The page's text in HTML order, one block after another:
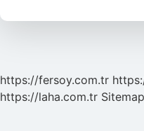
https://fersoy.com.tr
https://laha.com.tr Sitemap